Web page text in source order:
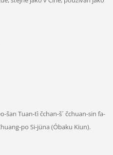
šan Tuan-ťi čchan-š´ čchuan-sin fa-
po Si-jüna (Óbaku Kiun).